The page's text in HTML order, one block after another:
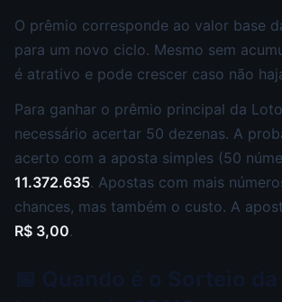
O prêmio corresponde ao valor base
para um novo ciclo. Mesmo sem
é atrativo e pode crescer caso não
Para ganhar o prêmio principal da
necessário acertar 50 dezenas. A
acerto com a aposta simples (50
11.372.635. Apostas com mais
chances, mas também o custo. A
R$ 3,00.